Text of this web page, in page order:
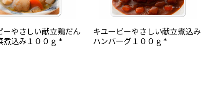
ーやさしい献立鶏だん
煮込み１００ｇ *
キユーピーやさしい献立煮込み
ハンバーグ１００ｇ *